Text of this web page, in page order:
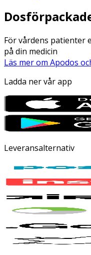
För vårdens patienter
på din medicin
Läs mer om Apodos
Ladda ner vår app
Leveransalternativ